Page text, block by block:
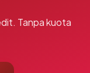
Tanpa kuota